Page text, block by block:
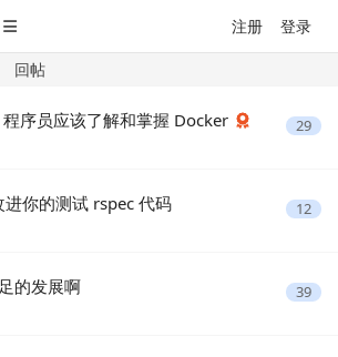
注册 登录
回帖
序员应该了解和掌握 Docker 29
你的测试 rspec 代码 12
的发展啊 39